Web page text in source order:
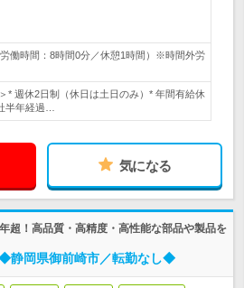
働時間：8時間0分／休憩1時間）※時間外労
* 週休2日制（休日は土日のみ）* 年間有給休
半年経過…
気になる
超！高品質・高精度・高性能な部品や製品を
◆静岡県御前崎市／転勤なし◆